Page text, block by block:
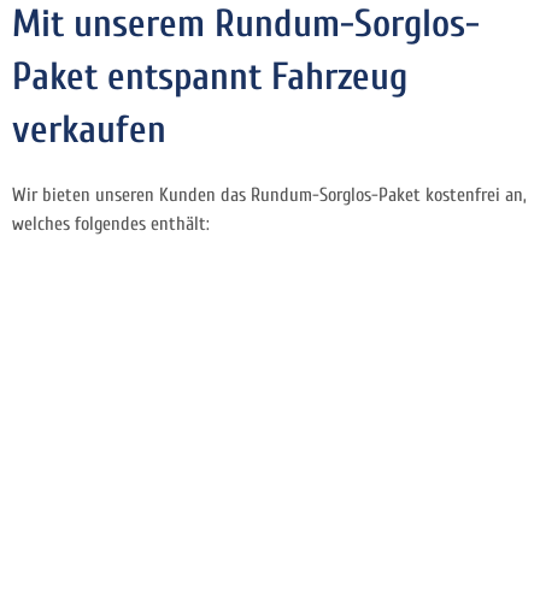
Mit unserem Rundum-Sorglos-
Paket entspannt Fahrzeug
verkaufen
Wir bieten unseren Kunden das Rundum-Sorglos-Paket kostenfrei an,
welches folgendes enthält: